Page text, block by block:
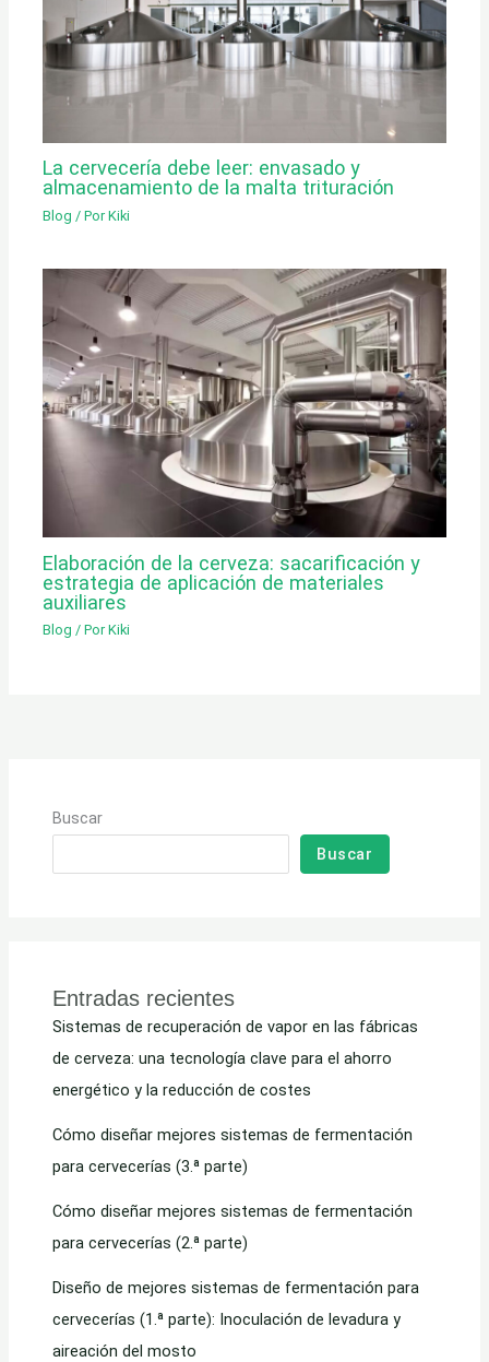
La cervecería debe leer: envasado y
almacenamiento de la malta trituración
Blog / PorKiki
Elaboración de la cerveza: sacarificación y
estrategia de aplicación de materiales
auxiliares
Blog / PorKiki
Buscar
Buscar
Entradas recientes
Sistemas de recuperación de vapor en las fábricas
de cerveza: una tecnología clave para el ahorro
energético y la reducción de costes
Cómo diseñar mejores sistemas de fermentación
para cervecerías (3.ª parte)
Cómo diseñar mejores sistemas de fermentación
para cervecerías (2.ª parte)
Diseño de mejores sistemas de fermentación para
cervecerías (1.ª parte): Inoculación de levadura y
aireación del mosto